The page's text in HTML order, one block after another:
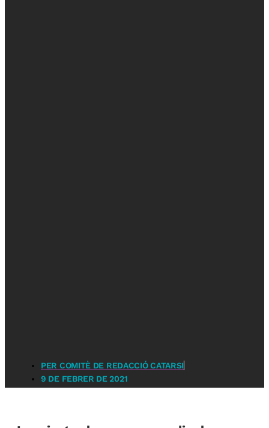
PER COMITÈ DE REDACCIÓ CATARSI
9 DE FEBRER DE 2021